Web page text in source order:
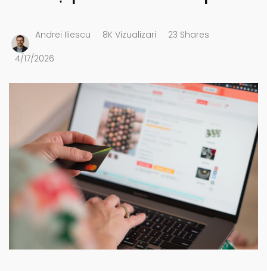
Andrei Iliescu 8K Vizualizari 23 Shares
4/17/2026